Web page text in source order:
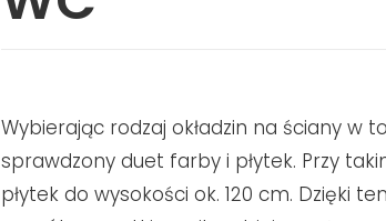
Wybierając rodzaj okładzin na ściany w
sprawdzony duet farby i płytek. Przy
płytek do wysokości ok. 120 cm. Dzięki